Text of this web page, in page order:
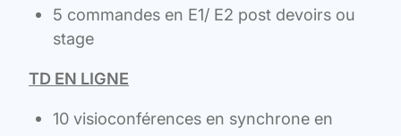
5 commandes en E1/ E2 post devoirs ou
stage
TD EN LIGNE
10 visioconférences en synchrone en